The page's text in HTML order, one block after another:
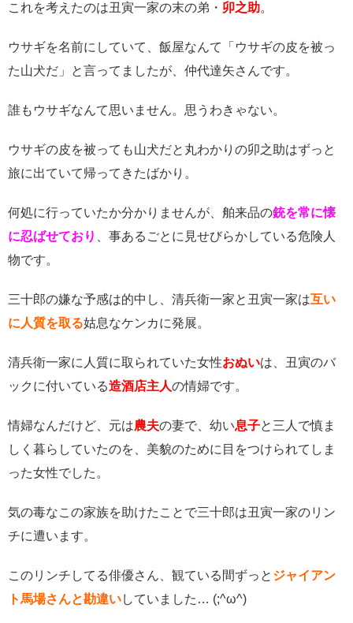
これを考えたのは丑寅一家の末の弟・ 卯之助。
ウサギを名前にしていて、飯屋なんて「ウサギの皮を被っ
た山犬だ」と言ってましたが、仲代達矢さんです。
誰もウサギなんて思いません。思うわきゃない。
ウサギの皮を被っても山犬だと丸わかりの卯之助はずっと
旅に出ていて帰ってきたばかり。
何処に行っていたか分かりませんが、舶来品の銃を常に懐
に忍ばせており
、事あるごとに見せびらかしている危険人
物です。
三十郎の嫌な予感は的中し、清兵衛一家と丑寅一家は互い
に人質を取る姑息なケンカに発展。
清兵衛一家に人質に取られていた女性おぬいは、丑寅のバ
ックに付いている造酒店主人の情婦です。
情婦なんだけど、元は農夫の妻で、幼い息子と三人で慎ま
しく暮らしていたのを、美貌のために目をつけられてしま
った女性でした。
気の毒なこの家族を助けたことで三十郎は丑寅一家のリン
チに遭います。
このリンチしてる俳優さん、観ている間ずっと ジャイアン
ト馬場さんと勘違いしていました… (;^ω^)